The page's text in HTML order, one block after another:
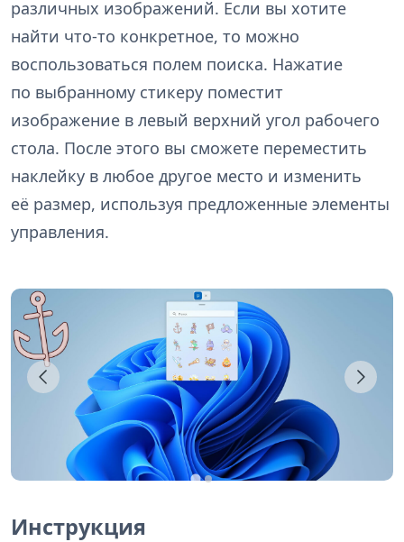
различных изображений. Если вы хотите
найти что-то конкретное, то можно
воспользоваться полем поиска. Нажатие
по выбранному стикеру поместит
изображение в левый верхний угол рабочего
стола. После этого вы сможете переместить
наклейку в любое другое место и изменить
её размер, используя предложенные элементы
управления.
Инструкция